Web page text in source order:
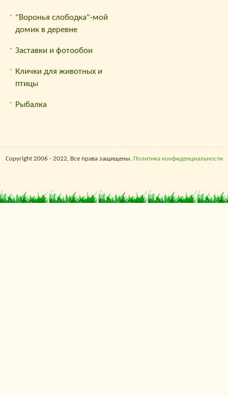
"Воронья слободка"-мой
домик в деревне
Заставки и фотообои
Клички для животных и
птицы
Рыбалка
Copyright 2006 - 2022, Все права защищены. Политика конфиденциальности